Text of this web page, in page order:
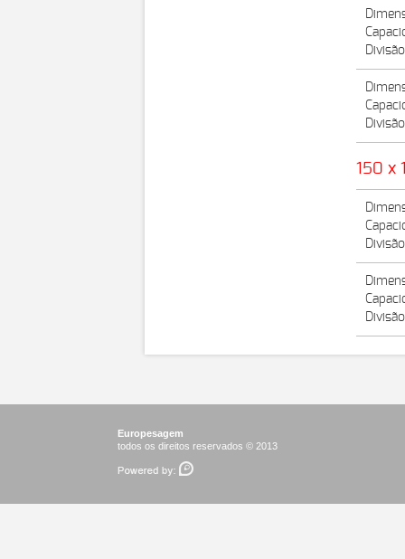
150 x
Europesagem
todos os direitos reservados © 2013